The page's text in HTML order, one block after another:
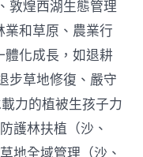
敦煌西湖生態管理
業和草原、農業行
體化成長，如退耕
步草地修復、嚴守
力的植被生孩子力
護林扶植（沙、
地全域管理（沙、